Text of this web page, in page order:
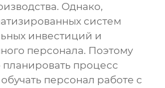
Однако,
систем
инвестиций и
персонала. Поэтому
процесс
персонал работе с